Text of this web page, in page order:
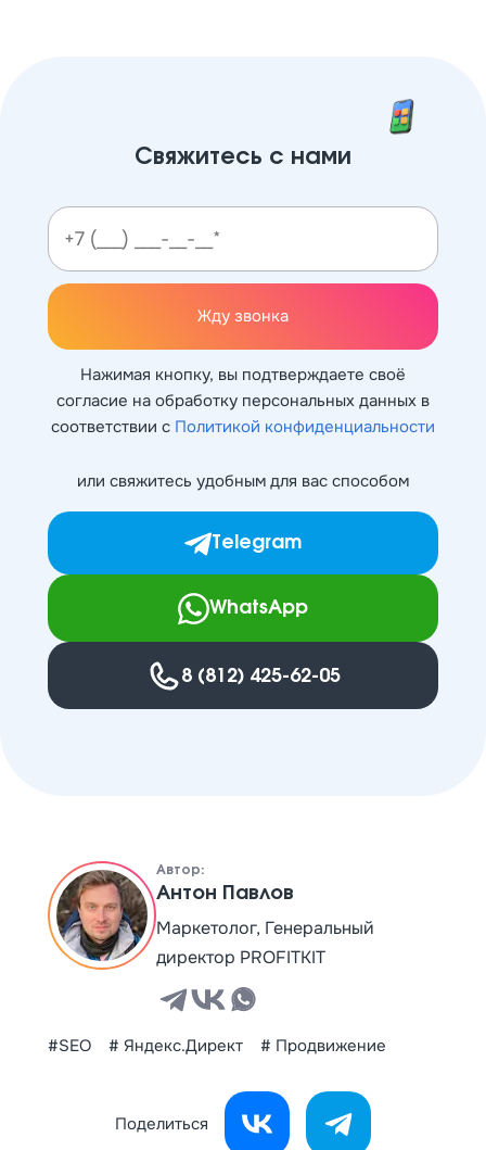
Свяжитесь с нами
Жду звонка
Нажимая кнопку, вы подтверждаете своё
согласие на обработку персональных данных в
соответствии с Политикой конфиденциальности
или свяжитесь удобным для вас способом
Telegram
WhatsApp
8 (812) 425-62-05
Автор:
Антон Павлов
Маркетолог, Генеральный
директор PROFITKIT
#SEO # Яндекс.Директ # Продвижение
Поделиться